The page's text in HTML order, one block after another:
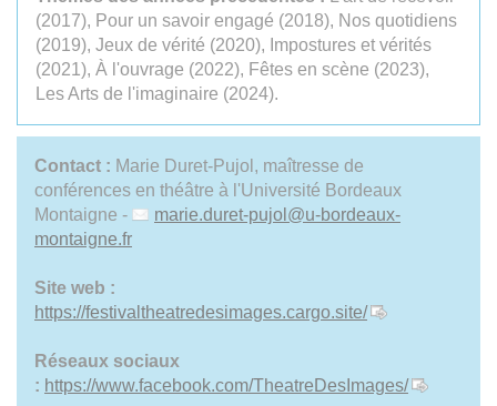
(2017), Pour un savoir engagé (2018), Nos quotidiens
(2019), Jeux de vérité (2020), Impostures et vérités
(2021), À l'ouvrage (2022), Fêtes en scène (2023),
Les Arts de l'imaginaire (2024).
Contact : Marie Duret-Pujol, maîtresse de
conférences en théâtre à l'Université Bordeaux
Montaigne -
marie.duret-pujol @u-bordeaux-
montaigne.fr
Site web :
https://festivaltheatredesimages.cargo.site/
Réseaux sociaux
: https://www.facebook.com/TheatreDesImages/